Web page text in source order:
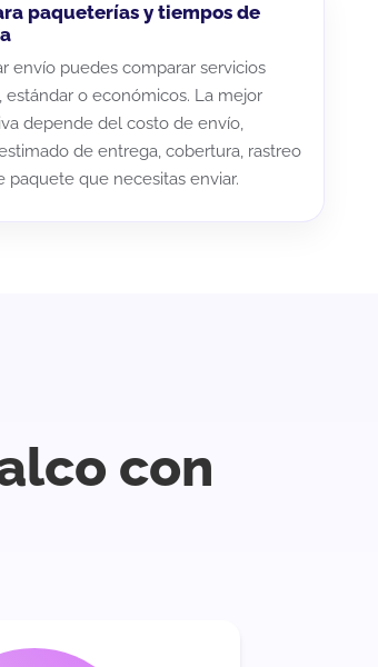
paqueterías y tiempos de
envío puedes comparar servicios
estándar o económicos. La mejor
depende del costo de envío,
de entrega, cobertura, rastreo
paquete que necesitas enviar.
con